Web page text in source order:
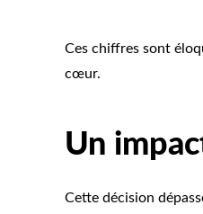
Ces chiffres sont
cœur.
Un
Cette décision